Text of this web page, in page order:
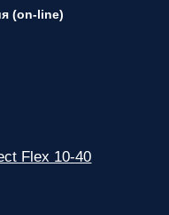
(on-line)
Flex 10-40